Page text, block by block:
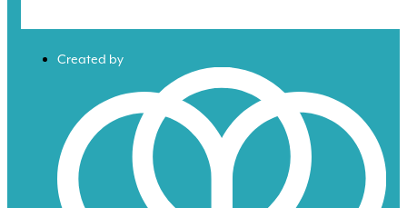
Created by